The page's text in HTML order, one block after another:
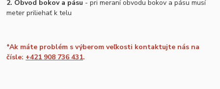
2. Obvod bokov a pásu - pri meraní obvodu bokov a pásu musí
meter priliehať k telu
*Ak máte problém s výberom veľkosti kontaktujte nás na
čísle: +421 908 736 431.